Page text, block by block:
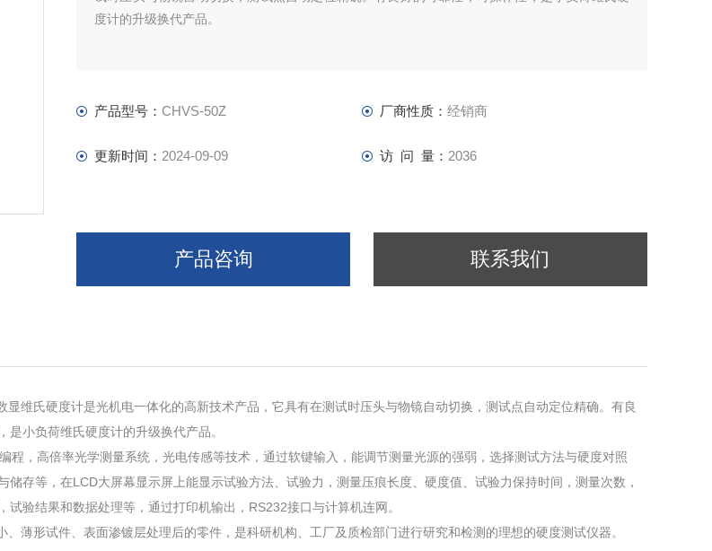
度计的升级换代产品。
产品型号： CHVS-50Z 厂商性质： 经销商
更新时间： 2024-09-09 访 问 量： 2036
产品咨询 联系我们
显维氏硬度计是光机电一体化的高新技术产品，它具有在测试时压头与物镜自动切换，测试点自动定位精确。有良
是小负荷维氏硬度计的升级换代产品。
程，高倍率光学测量系统，光电传感等技术，通过软键输入，能调节测量光源的强弱，选择测试方法与硬度对照
储存等，在LCD大屏幕显示屏上能显示试验方法、试验力，测量压痕长度、硬度值、试验力保持时间，测量次数，
试验结果和数据处理等，通过打印机输出，RS232接口与计算机连网。
薄形试件、表面渗镀层处理后的零件，是科研机构、工厂及质检部门进行研究和检测的理想的硬度测试仪器。